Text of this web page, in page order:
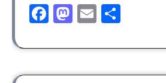
Facebook
Mastodon
Email